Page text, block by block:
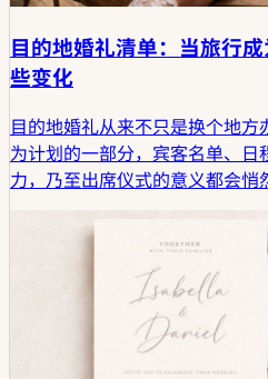
目的地婚礼清单：当旅行
些变化
目的地婚礼从来不只是换个地
为计划的一部分，宾客名单、
力，乃至出席仪式的意义都会
前，就已将婚礼编织成一段鲜活